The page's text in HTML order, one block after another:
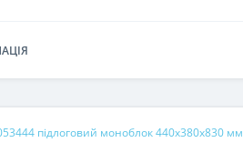
підлоговий моноблок 440х380х830 мм